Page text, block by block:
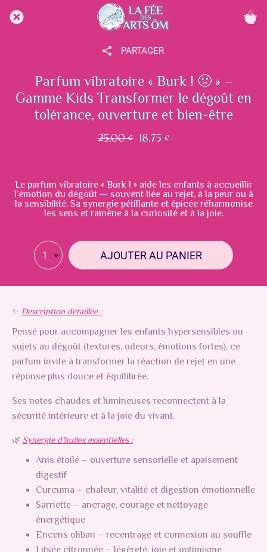
PARTAGER
Parfum vibratoire « Burk ! 🤢 » –
Gamme Kids Transformer le dégoût en
tolérance, ouverture et bien-être
25,00 € 18,75 €
Le parfum vibratoire « Burk ! » aide les enfants à accueillir
l’émotion du dégoût — souvent liée au rejet, à la peur ou à
la sensibilité. Sa synergie pétillante et épicée réharmonise
les sens et ramène à la curiosité et à la joie.
1 AJOUTER AU PANIER
✨ Description détaillée :
Pensé pour accompagner les enfants hypersensibles ou
sujets au dégoût (textures, odeurs, émotions fortes), ce
parfum invite à transformer la réaction de rejet en une
réponse plus douce et équilibrée.
Ses notes chaudes et lumineuses reconnectent à la
sécurité intérieure et à la joie du vivant.
🌿 Synergie d’huiles essentielles :
Anis étoilé – ouverture sensorielle et apaisement
digestif
Curcuma – chaleur, vitalité et digestion émotionnelle
Sarriette – ancrage, courage et nettoyage
énergétique
Encens oliban – recentrage et connexion au souffle
Litsée citronnée – légèreté, joie et optimisme